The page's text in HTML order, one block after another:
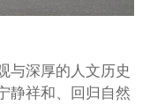
与深厚的人文历史
静祥和、回归自然